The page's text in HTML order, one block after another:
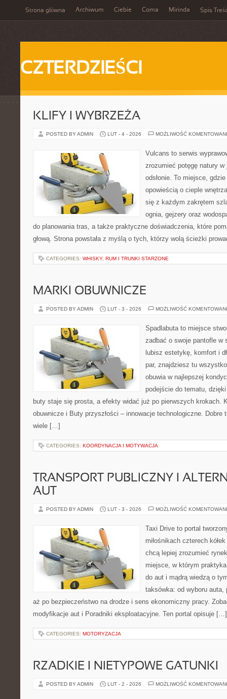
Strona główna Archiwum Ciebie Coma Mirinda Spis
CZTERDZIEŚCI
KLIFY I WYBRZEŻA
POSTED BY ADMIN LUT - 4 - 2026 MOŻLIWOŚĆ
Vulcans to serwis
zrozumieć potęgę natury
odsłonie. To miejsce,
opowieścią o cieple
się z każdym zakrętem
ognia, gejzery oraz
do planowania tras, a także praktyczne doświadczenia, które
głową. Strona powstała z myślą o tych, którzy wolą ścieżki
CATEGORIES: WHISKY, RUM I TRUNKI STARZONE
MARKI OBUWNICZE
POSTED BY ADMIN LUT - 3 - 2026 MOŻLIWOŚĆ
Spadlabuta to miejsce
zadbać o swoje pantofle w
lubisz estetykę, komfort i
par, znajdziesz tu
obuwia w najlepszej
podejście do tematu,
buty staje się prosta, a efekty widać już po pierwszych krokach.
obuwnicze i Buty przyszłości – innowacje technologiczne. Dobre
wiele […]
CATEGORIES: KOORDYNACJA I MOTYWACJA
TRANSPORT PUBLICZNY I
AUT
POSTED BY ADMIN LUT - 3 - 2026 MOŻLIWOŚĆ
Taxi Drive to portal
miłośnikach czterech
chcą lepiej zrozumieć
miejsce, w którym
do aut i mądrą wiedzą o
taksówka: od wyboru
aż po bezpieczeństwo na drodze i sens ekonomiczny pracy.
modyfikacje aut i Poradniki eksploatacyjne. Ten portal opisuje […]
CATEGORIES: MOTORYZACJA
RZADKIE I NIETYPOWE GATUNKI
POSTED BY ADMIN LUT - 2 - 2026 MOŻLIWOŚĆ